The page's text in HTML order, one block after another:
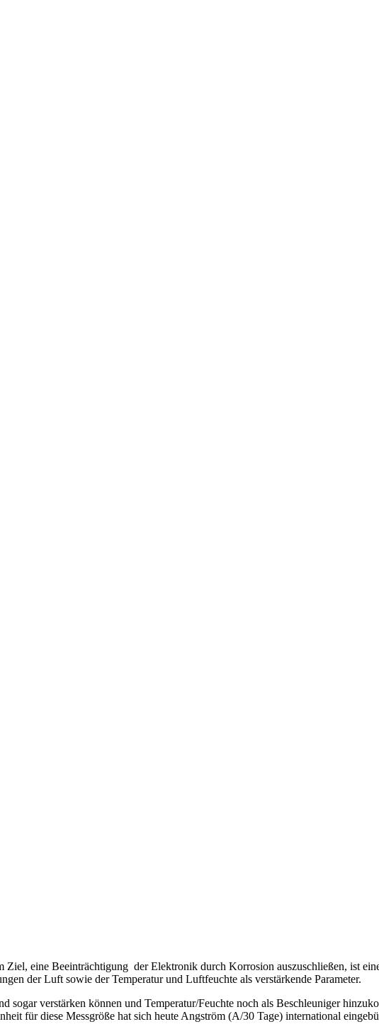
Ziel, eine Beeinträchtigung der Elektronik durch Korrosion auszuschließen, ist
der Luft sowie der Temperatur und Luftfeuchte als verstärkende Parameter.
sogar verstärken können und Temperatur/Feuchte noch als Beschleuniger
für diese Messgröße hat sich heute Angström (A/30 Tage) international